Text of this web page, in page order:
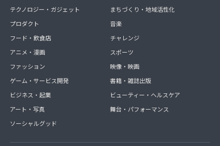
テクノロジー・ガジェット
プロダクト
フード・飲食店
アニメ・漫画
ファッション
ゲーム・サービス開発
ビジネス・起業
アート・写真
ソーシャルグッド
まちづくり・地域活性化
音楽
チャレンジ
スポーツ
映像・映画
書籍・雑誌出版
ビューティー・ヘルスケア
舞台・パフォーマンス